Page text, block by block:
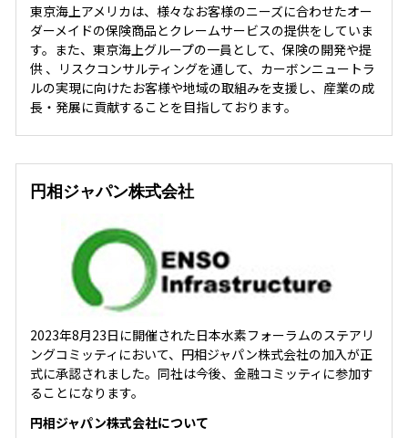
東京海上アメリカは、様々なお客様のニーズに合わせたオー
ダーメイドの保険商品とクレームサービスの提供をしていま
す。また、東京海上グループの一員として、保険の開発や提
供 、リスクコンサルティングを通して、カーボンニュートラ
ルの実現に向けたお客様や地域の取組みを支援し、産業の成
長・発展に貢献することを目指しております。
円相ジャパン株式会社
2023年8月23日に開催された日本水素フォーラムのステアリ
ングコミッティにおいて、円相ジャパン株式会社の加入が正
式に承認されました。同社は今後、金融コミッティに参加す
ることになります。
円相ジャパン株式会社について